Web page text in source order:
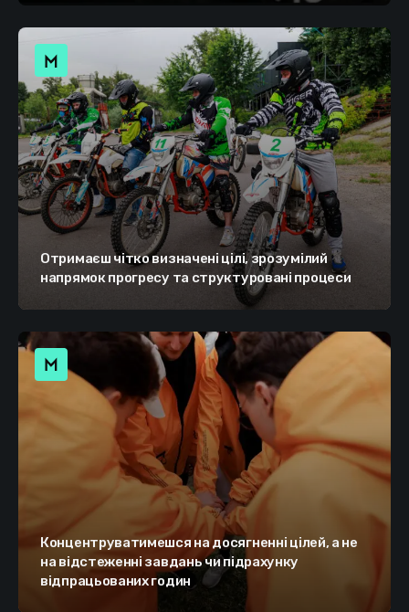
Отримаєш чітко визначені цілі, зрозумілий
напрямок прогресу та структуровані процеси
Концентруватимешся на досягненні цілей, а не
на відстеженні завдань чи підрахунку
відпрацьованих годин